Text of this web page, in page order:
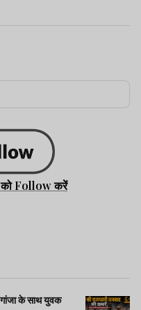
को Follow करें
के साथ युवक